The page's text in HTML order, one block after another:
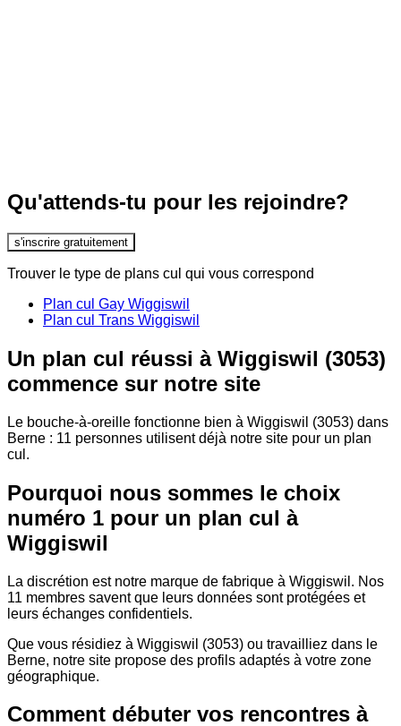
Qu'attends-tu pour les rejoindre?
s'inscrire gratuitement
Trouver le type de plans cul qui vous correspond
Plan cul Gay Wiggiswil
Plan cul Trans Wiggiswil
Un plan cul réussi à Wiggiswil (3053)
commence sur notre site
Le bouche-à-oreille fonctionne bien à Wiggiswil (3053) dans
Berne : 11 personnes utilisent déjà notre site pour un plan
cul.
Pourquoi nous sommes le choix
numéro 1 pour un plan cul à
Wiggiswil
La discrétion est notre marque de fabrique à Wiggiswil. Nos
11 membres savent que leurs données sont protégées et
leurs échanges confidentiels.
Que vous résidiez à Wiggiswil (3053) ou travailliez dans le
Berne, notre site propose des profils adaptés à votre zone
géographique.
Comment débuter vos rencontres à